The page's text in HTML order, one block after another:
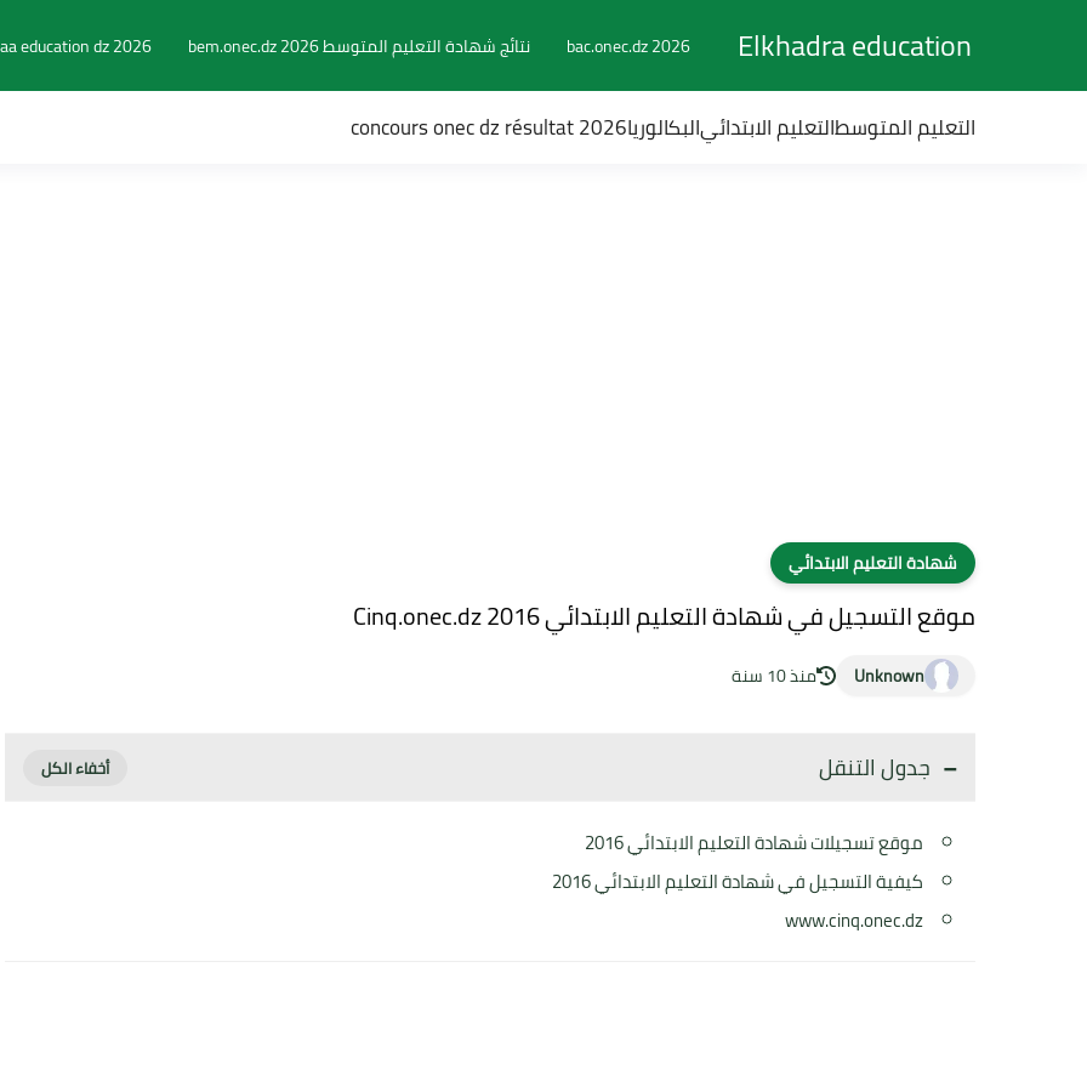
Elkhadra education
bac.onec.dz 2026 نتائج شهادة التعليم المتوسط 2026 bem.onec.dz education dz 2026
التعليم المتوسطالتعليم الابتدائيالبكالورياconcours onec dz résultat 2026
شهادة التعليم الابتدائي
موقع التسجيل في شهادة التعليم الابتدائي 2016 Cinq.onec.dz
Unknown منذ 10 سنة
جدول التنقل
موقع تسجيلات شهادة التعليم الابتدائي 2016
كيفية التسجيل في شهادة التعليم الابتدائي 2016
www.cinq.onec.dz